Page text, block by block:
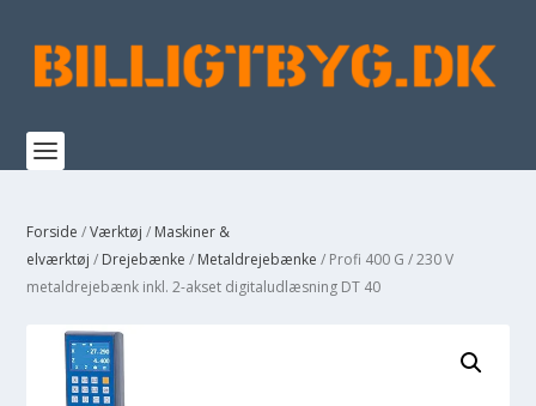
Forside /Værktøj / Maskiner &
elværktøj / Drejebænke / Metaldrejebænke / Profi 400 G / 230 V
metaldrejebænk inkl. 2-akset digitaludlæsning DT 40